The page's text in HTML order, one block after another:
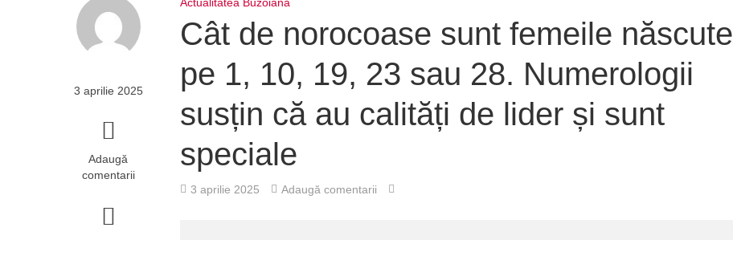
3 aprilie 2025
Adaugă
comentarii
Cât de norocoase sunt femeile născute
pe 1, 10, 19, 23 sau 28. Numerologii
susțin că au calități de lider și sunt
speciale
3 aprilie 2025 Adaugă comentarii